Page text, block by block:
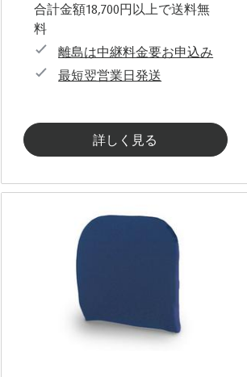
合計金額18,700円以上で送料無
料
離島は中継料金要お申込み
最短翌営業日発送
詳しく見る